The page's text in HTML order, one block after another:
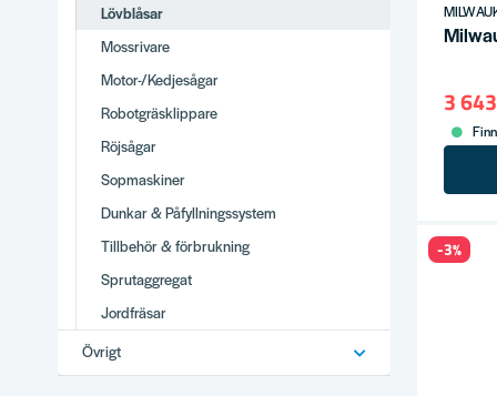
Lövblåsar
Mossrivare
Motor-/Kedjesågar
Robotgräsklippare
Röjsågar
Sopmaskiner
Dunkar & Påfyllningssystem
Tillbehör & förbrukning
Sprutaggregat
Jordfräsar
Övrigt
3
-3%